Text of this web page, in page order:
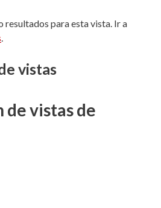
resultados para esta vista. Ir a
.
vistas
de vistas de